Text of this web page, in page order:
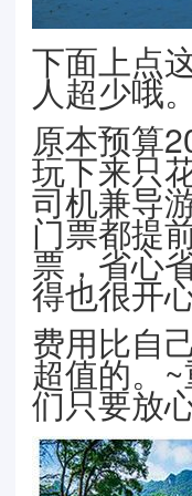
下面上点
人超少哦
原本预算
玩下来只
司机兼导
门票都提
票，省心
得也很开
费用比自
超值的。
们只要放